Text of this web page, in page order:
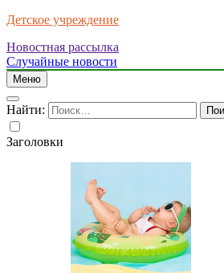
Детское учреждение
Новостная рассылка
Случайные новости
Меню
Найти:
Заголовки